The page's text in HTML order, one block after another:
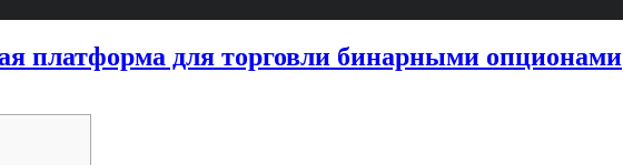
платформа для торговли бинарными опционами